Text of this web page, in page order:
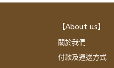
【About us】
關於我們
付款及運送方式